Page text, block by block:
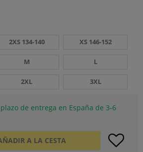
2XS 134-140 XS 146-152
M L
2XL 3XL
de entrega en España de 3-6
A LA CESTA